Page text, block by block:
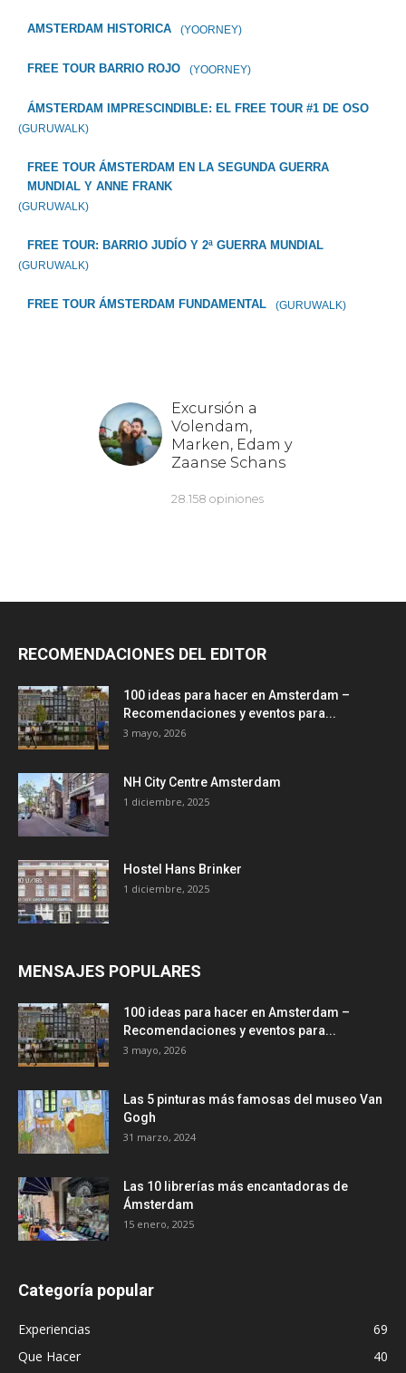
AMSTERDAM HISTORICA (YOORNEY)
FREE TOUR BARRIO ROJO (YOORNEY)
ÁMSTERDAM IMPRESCINDIBLE: EL FREE TOUR #1 DE OSO
(GURUWALK)
FREE TOUR ÁMSTERDAM EN LA SEGUNDA GUERRA
MUNDIAL Y ANNE FRANK
(GURUWALK)
FREE TOUR: BARRIO JUDÍO Y 2ª GUERRA MUNDIAL
(GURUWALK)
FREE TOUR ÁMSTERDAM FUNDAMENTAL (GURUWALK)
RECOMENDACIONES DEL EDITOR
100 ideas para hacer en Amsterdam –
Recomendaciones y eventos para...
3 mayo, 2026
NH City Centre Amsterdam
1 diciembre, 2025
Hostel Hans Brinker
1 diciembre, 2025
MENSAJES POPULARES
100 ideas para hacer en Amsterdam –
Recomendaciones y eventos para...
3 mayo, 2026
Las 5 pinturas más famosas del museo Van
Gogh
31 marzo, 2024
Las 10 librerías más encantadoras de
Ámsterdam
15 enero, 2025
Categoría popular
Experiencias
69
Que Hacer
40